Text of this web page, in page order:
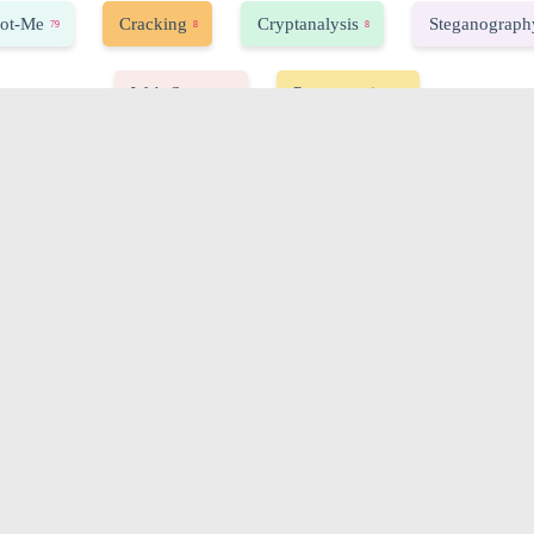
Me 79 Cracking 8 Cryptanalysis 8
Web-Server Programming